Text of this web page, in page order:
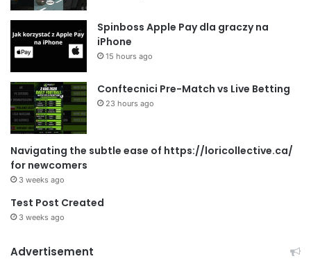
Spinboss Apple Pay dla graczy na
iPhone
15 hours ago
Conftecnici Pre-Match vs Live Betting
23 hours ago
Navigating the subtle ease of https://loricollective.ca/
for newcomers
3 weeks ago
Test Post Created
3 weeks ago
Advertisement